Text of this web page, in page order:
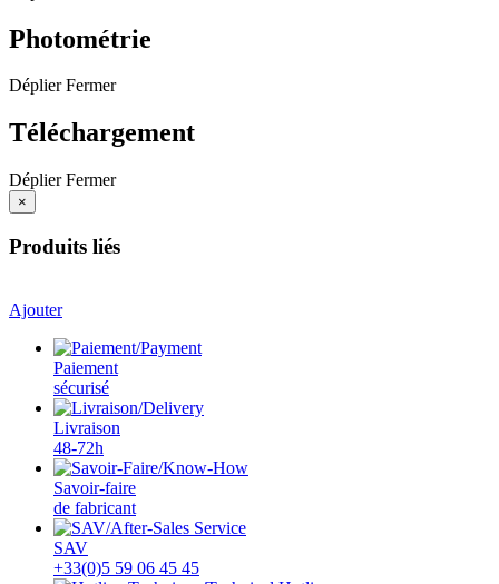
Photométrie
Déplier Fermer
Téléchargement
Déplier Fermer
×
Produits liés
Ajouter
Paiement
sécurisé
Livraison
48-72h
Savoir-faire
de fabricant
SAV
+33(0)5 59 06 45 45